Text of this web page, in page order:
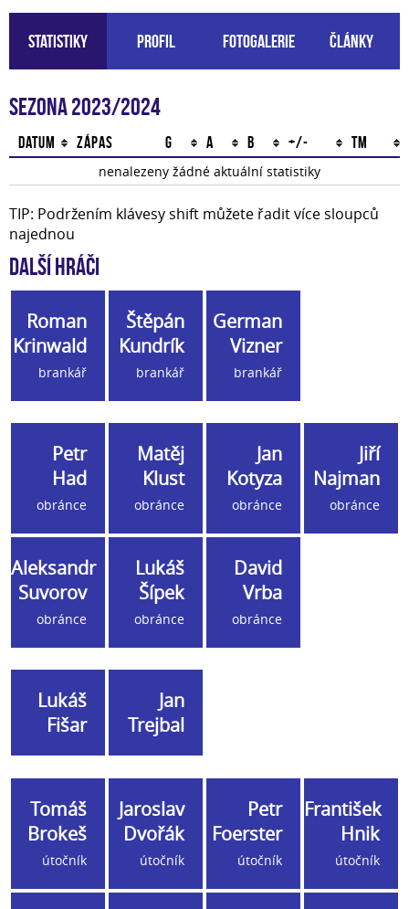
Statistiky Profil Fotogalerie Články
Sezona 2023/2024
Datum Zápas G A B +/- TM
nenalezeny žádné aktuální statistiky
TIP: Podržením klávesy shift můžete řadit více sloupců
najednou
Další hráči
Roman
Krinwald
brankář
Štěpán
Kundrík
brankář
German
Vizner
brankář
Petr
Had
obránce
Matěj
Klust
obránce
Jan
Kotyza
obránce
Jiří
Najman
obránce
Aleksandr
Suvorov
obránce
Lukáš
Šípek
obránce
David
Vrba
obránce
Lukáš
Fišar
Jan
Trejbal
Tomáš
Brokeš
útočník
Jaroslav
Dvořák
útočník
Petr
Foerster
útočník
František
Hnik
útočník